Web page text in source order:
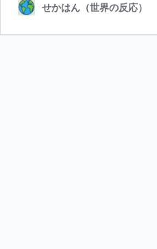
せかはん（世界の反応）